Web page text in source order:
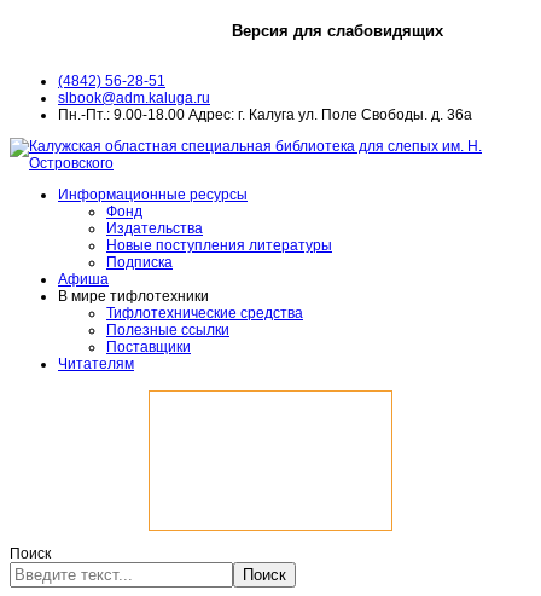
Версия для слабовидящих
(4842) 56-28-51
slbook@adm.kaluga.ru
Пн.-Пт.: 9.00-18.00 Адрес: г. Калуга ул. Поле Свободы. д. 36а
Информационные ресурсы
Фонд
Издательства
Новые поступления литературы
Подписка
Афиша
В мире тифлотехники
Тифлотехнические средства
Полезные ссылки
Поставщики
Читателям
Поиск
Поиск